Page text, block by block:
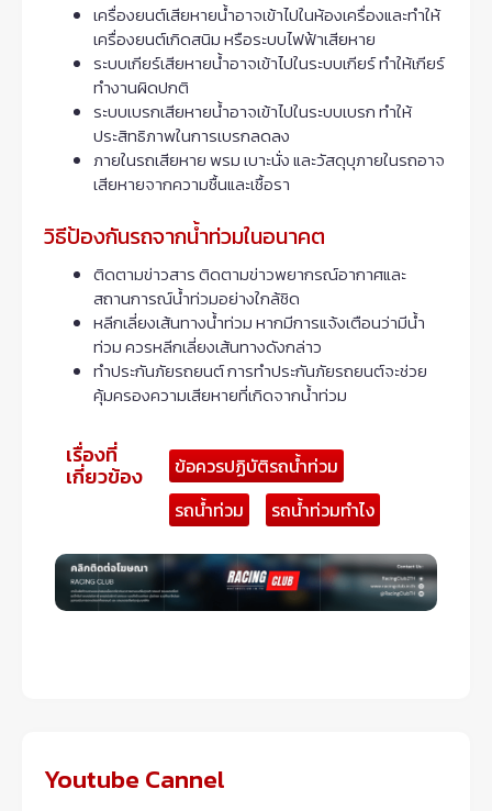
เครื่องยนต์เสียหายน้ำอาจเข้าไปในห้องเครื่องและทำให้
เครื่องยนต์เกิดสนิม หรือระบบไฟฟ้าเสียหาย
ระบบเกียร์เสียหายน้ำอาจเข้าไปในระบบเกียร์ ทำให้เกียร์
ทำงานผิดปกติ
ระบบเบรกเสียหายน้ำอาจเข้าไปในระบบเบรก ทำให้
ประสิทธิภาพในการเบรกลดลง
ภายในรถเสียหาย พรม เบาะนั่ง และวัสดุบุภายในรถอาจ
เสียหายจากความชื้นและเชื้อรา
วิธีป้องกันรถจากน้ำท่วมในอนาคต
ติดตามข่าวสาร ติดตามข่าวพยากรณ์อากาศและ
สถานการณ์น้ำท่วมอย่างใกล้ชิด
หลีกเลี่ยงเส้นทางน้ำท่วม หากมีการแจ้งเตือนว่ามีน้ำ
ท่วม ควรหลีกเลี่ยงเส้นทางดังกล่าว
ทำประกันภัยรถยนต์ การทำประกันภัยรถยนต์จะช่วย
คุ้มครองความเสียหายที่เกิดจากน้ำท่วม
เรื่องที่
เกี่ยวข้อง
ข้อควรปฏิบัติรถน้ำท่วม
รถน้ำท่วม
รถน้ำท่วมทำไง
Youtube Cannel